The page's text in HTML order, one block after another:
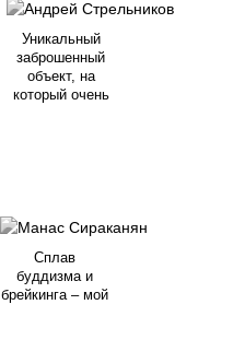
Уникальный
заброшенный
объект, на
который очень
Сплав
буддизма и
брейкинга – мой